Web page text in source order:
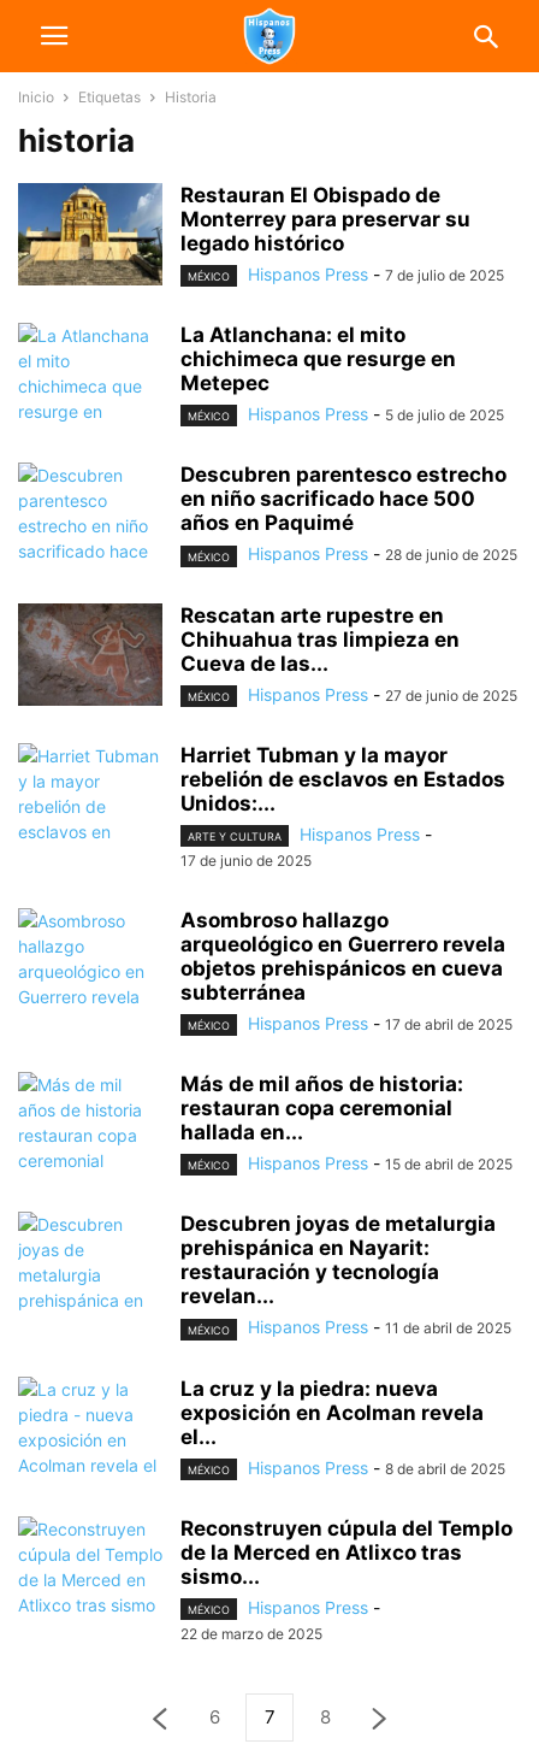
Inicio Etiquetas Historia
historia
Restauran El Obispado de
Monterrey para preservar su
legado histórico
MÉXICO Hispanos Press - 7 de julio de 2025
La Atlanchana: el mito
chichimeca que resurge en
Metepec
MÉXICO Hispanos Press - 5 de julio de 2025
Descubren parentesco estrecho
en niño sacrificado hace 500
años en Paquimé
MÉXICO Hispanos Press - 28 de junio de 2025
Rescatan arte rupestre en
Chihuahua tras limpieza en
Cueva de las...
MÉXICO Hispanos Press - 27 de junio de 2025
Harriet Tubman y la mayor
rebelión de esclavos en Estados
Unidos:...
ARTE Y CULTURA Hispanos Press -
17 de junio de 2025
Asombroso hallazgo
arqueológico en Guerrero revela
objetos prehispánicos en cueva
subterránea
MÉXICO Hispanos Press - 17 de abril de 2025
Más de mil años de historia:
restauran copa ceremonial
hallada en...
MÉXICO Hispanos Press - 15 de abril de 2025
Descubren joyas de metalurgia
prehispánica en Nayarit:
restauración y tecnología
revelan...
MÉXICO Hispanos Press - 11 de abril de 2025
La cruz y la piedra: nueva
exposición en Acolman revela
el...
MÉXICO Hispanos Press - 8 de abril de 2025
Reconstruyen cúpula del Templo
de la Merced en Atlixco tras
sismo...
MÉXICO Hispanos Press -
22 de marzo de 2025
6 7 8